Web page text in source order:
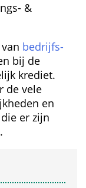
&
bedrijfs­
bij de
krediet.
de vele
en
er zijn